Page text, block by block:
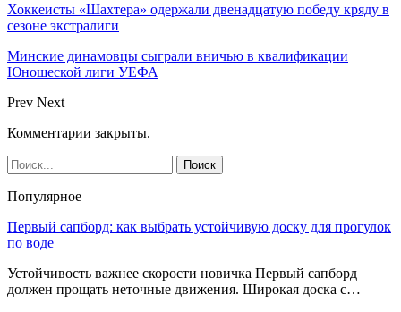
Хоккеисты «Шахтера» одержали двенадцатую победу кряду в
сезоне экстралиги
Минские динамовцы сыграли вничью в квалификации
Юношеской лиги УЕФА
Prev Next
Комментарии закрыты.
Популярное
Первый сапборд: как выбрать устойчивую доску для прогулок
по воде
Устойчивость важнее скорости новичка Первый сапборд
должен прощать неточные движения. Широкая доска с…